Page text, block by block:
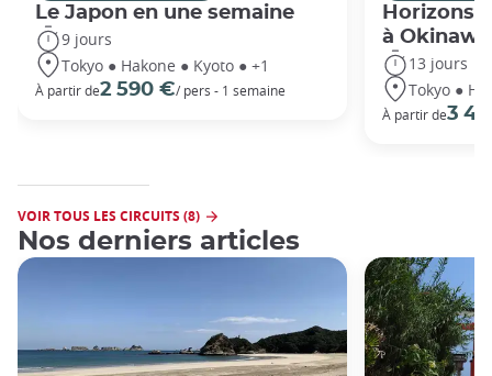
Le Japon en une semaine
9 jours
Tokyo ● Hakone ● Kyoto ● +1
À partir de2 590 €/ pers - 1 semaine
Horizons
à Okinawa
13 jours
Tokyo ●
À partir de3
VOIR TOUS LES CIRCUITS (8)
Nos derniers articles